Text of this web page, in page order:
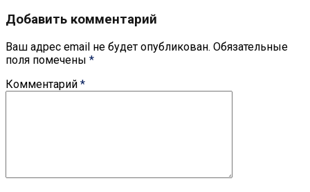
Добавить комментарий
Ваш адрес email не будет опубликован. Обязательные
поля помечены *
Комментарий *